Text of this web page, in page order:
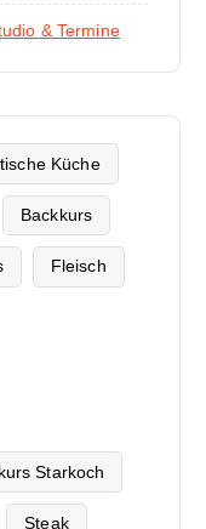
& Termine
Küche
Backkurs
Fleisch
Starkoch
Steak